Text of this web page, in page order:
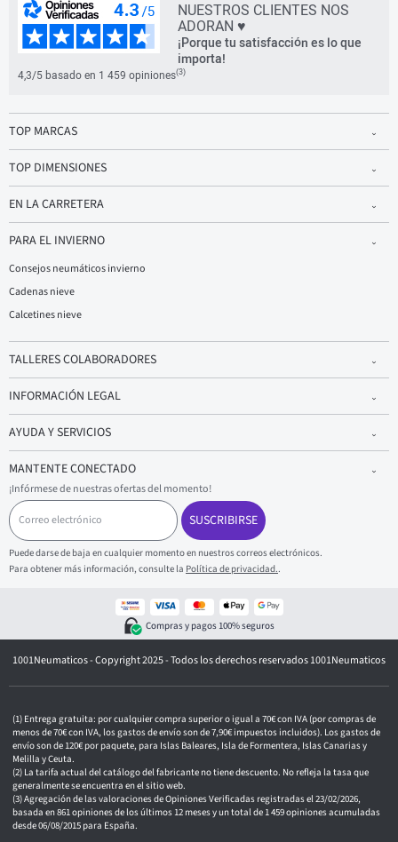
NUESTROS CLIENTES NOS
ADORAN ♥
¡Porque tu satisfacción es lo que
importa!
4,3/5 basado en 1 459 opiniones(3)
TOP MARCAS
TOP DIMENSIONES
EN LA CARRETERA
PARA EL INVIERNO
Consejos neumáticos invierno
Cadenas nieve
Calcetines nieve
TALLERES COLABORADORES
INFORMACIÓN LEGAL
AYUDA Y SERVICIOS
MANTENTE CONECTADO
¡Infórmese de nuestras ofertas del momento!
C
o
r
r
e
o
n
o
SUSCRIBIRSE
Puede darse de baja en cualquier momento en nuestros correos electrónicos.
Para obtener más información, consulte la Política de privacidad..
Compras y pagos 100% seguros
1001Neumaticos - Copyright 2025 - Todos los derechos reservados 1001Neumaticos
Entrega gratuita: por cualquier compra superior o igual a 70€ con IVA (por compras de
menos de 70€ con IVA, los gastos de envío son de 7,90€ impuestos incluidos). Los gastos de
envío son de 120€ por paquete, para Islas Baleares, Isla de Formentera, Islas Canarias y
Melilla y Ceuta.
La tarifa actual del catálogo del fabricante no tiene descuento. No refleja la tasa que
generalmente se encuentra en el sitio web.
Agregación de las valoraciones de Opiniones Verificadas registradas el 23/02/2026,
basada en 861 opiniones de los últimos 12 meses y un total de 1 459 opiniones acumuladas
desde 06/08/2015 para España.